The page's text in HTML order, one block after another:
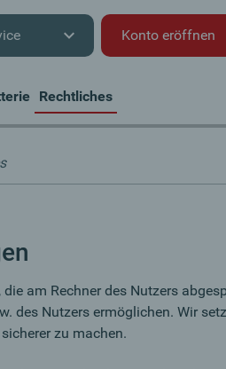
Konto eröffnen
Rechtliches
am Rechner des Nutzers
des Nutzers ermöglichen. Wir
zu machen.